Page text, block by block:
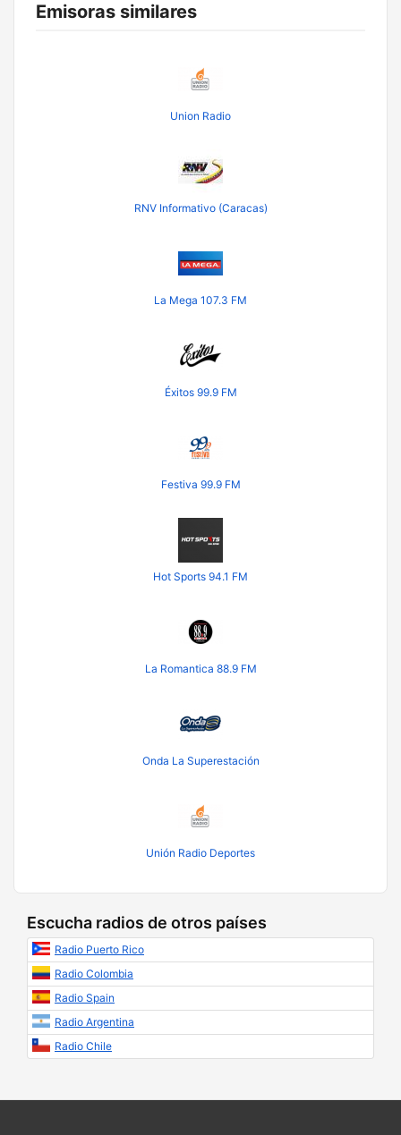
Emisoras similares
Union Radio
RNV Informativo (Caracas)
La Mega 107.3 FM
Éxitos 99.9 FM
Festiva 99.9 FM
Hot Sports 94.1 FM
La Romantica 88.9 FM
Onda La Superestación
Unión Radio Deportes
Escucha radios de otros países
Radio Puerto Rico
Radio Colombia
Radio Spain
Radio Argentina
Radio Chile